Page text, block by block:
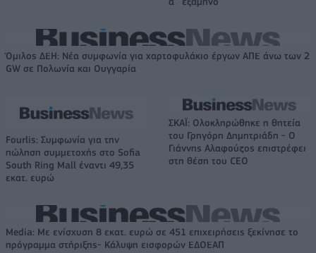
Όμιλος ΔΕΗ: Νέα συμφωνία για χαρτοφυλάκιο έργων ΑΠΕ άνω των 2
GW σε Πολωνία και Ουγγαρία
Fourlis: Συμφωνία για την
πώληση συμμετοχής στο Sofia
South Ring Mall έναντι 49,35
εκατ. ευρώ
ΣΚΑΪ: Ολοκληρώθηκε η θητεία
του Γρηγόρη Δημητριάδη - Ο
Γιάννης Αλαφούζος επιστρέφει
στη θέση του CEO
Media: Με ενίσχυση 8 εκατ. ευρώ σε 451 επιχειρήσεις ξεκίνησε το
πρόγραμμα στήριξης- Κάλυψη εισφορών ΕΔΟΕΑΠ